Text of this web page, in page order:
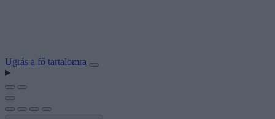
Ugrás a fő tartalomra